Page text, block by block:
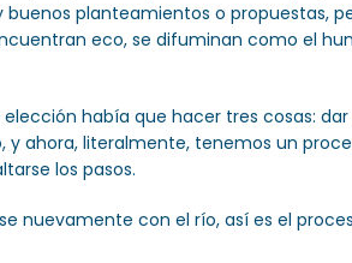
planteamientos o propuestas,
eco, se difuminan como el
había que hacer tres cosas: dar
ahora, literalmente, tenemos un
los pasos.
nuevamente con el río, así es el